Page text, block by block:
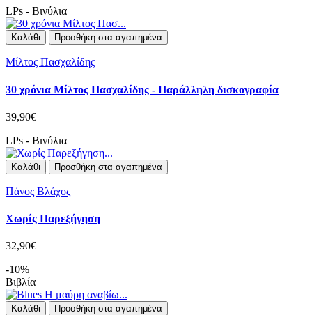
LPs - Βινύλια
Καλάθι Προσθήκη στα αγαπημένα
Μίλτος Πασχαλίδης
30 χρόνια Μίλτος Πασχαλίδης - Παράλληλη δισκογραφία
39,90€
LPs - Βινύλια
Καλάθι Προσθήκη στα αγαπημένα
Πάνος Βλάχος
Χωρίς Παρεξήγηση
32,90€
-10%
Βιβλία
Καλάθι Προσθήκη στα αγαπημένα